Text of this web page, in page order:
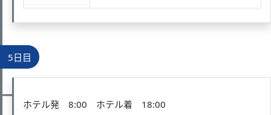
5日目
ホテル発 8:00 ホテル着 18:00